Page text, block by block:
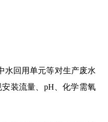
水回用单元等对生产废水
装流量、pH、化学需氧